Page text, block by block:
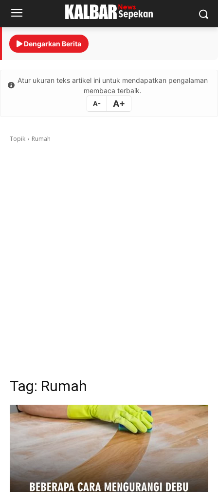
Dengarkan Berita
Atur ukuran teks artikel ini untuk mendapatkan pengalaman
membaca terbaik.
A- A+
Topik Rumah
Tag: Rumah